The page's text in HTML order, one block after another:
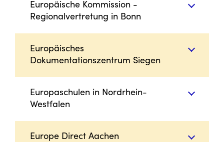
Europäische Kommission -
Regionalvertretung in Bonn
Europäisches
Dokumentationszentrum Siegen
Europaschulen in Nordrhein-
Westfalen
Europe Direct Aachen